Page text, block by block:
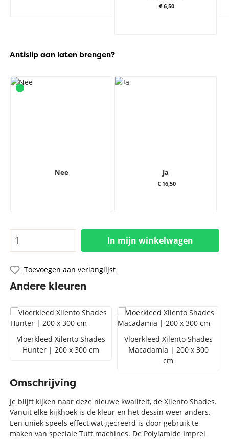
€ 6,50
Antislip aan laten brengen?
Nee Ja
€ 16,50
In mijn winkelwagen
Toevoegen aan verlanglijst
Andere kleuren
Vloerkleed Xilento Shades
Hunter | 200 x 300 cm
Vloerkleed Xilento Shades
Macadamia | 200 x 300
cm
Omschrijving
Je blijft kijken naar deze nieuwe kwaliteit, de Xilento Shades.
Vanuit elke kijkhoek is de kleur en het dessin weer anders.
Een uniek speels effect wat gecreerd is door gebruik te
maken van speciale Tuft machines. De Polyiamide Imprel